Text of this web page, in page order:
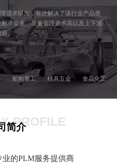
需求研发，有效解决了该行业产品类
准众多、质量管理要求高以及上下游
题。
船舶重工 模具五金 食品化工
PROFILE
简介
的PLM服务提供商